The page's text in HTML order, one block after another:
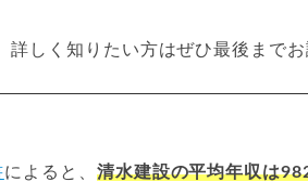
詳しく知りたい方はぜひ最後までお
によると、 清水建設の平均年収は